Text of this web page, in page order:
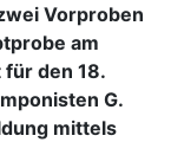
Vorproben
am
den 18.
G.
mittels